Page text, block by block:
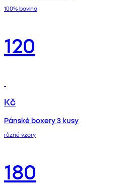
100% bavlna
120
Kč
Pánské boxery 3 kusy
různé vzory
180